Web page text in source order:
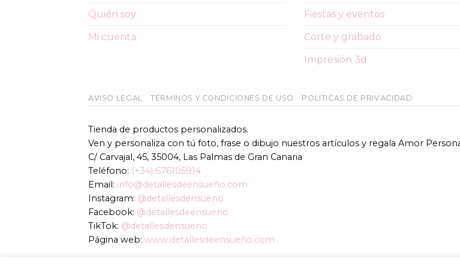
Quién soy
Mi cuenta
Fiestas y eventos
Corte y grabado
Impresión 3d
AVISO LEGAL TÉRMINOS Y CONDICIONES DE USO POLÍTICAS DE PRIVACIDAD
Tienda de productos personalizados.
Ven y personaliza con tú foto, frase o dibujo nuestros artículos y regala Amor
C/ Carvajal, 45, 35004, Las Palmas de Gran Canaria
Teléfono: (+34) 676105914
Email: info@detallesdeensueño.com
Instagram: @detallesdensueno
Facebook: @detallesdeensueno
TikTok: @detallesdensueno
Página web: www.detallesdeensueño.com